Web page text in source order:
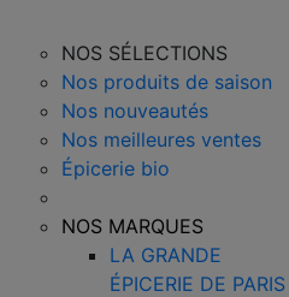
NOS SÉLECTIONS
Nos produits de saison
Nos nouveautés
Nos meilleures ventes
Épicerie bio
NOS MARQUES
LA GRANDE
ÉPICERIE DE PARIS